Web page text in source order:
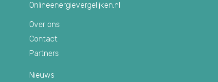
Onlineenergievergelijken.nl
Over ons
Contact
Partners
Nieuws